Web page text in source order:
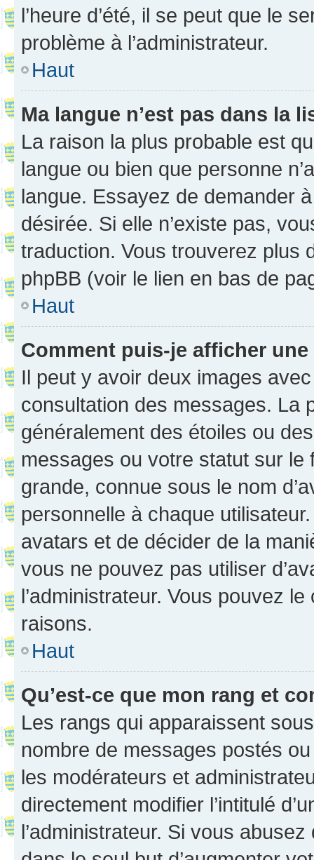
l’heure d’été, il se peut que le
problème à l’administrateur.
Haut
Ma langue n’est pas dans la
La raison la plus probable est
langue ou bien que personne
langue. Essayez de demander
désirée. Si elle n’existe pas,
traduction. Vous trouverez plus
phpBB (voir le lien en bas de
Haut
Comment puis-je afficher
Il peut y avoir deux images
consultation des messages. La
généralement des étoiles ou
messages ou votre statut sur
grande, connue sous le nom
personnelle à chaque utilisateur.
avatars et de décider de la
vous ne pouvez pas utiliser
l’administrateur. Vous pouvez
raisons.
Haut
Qu’est-ce que mon rang et
Les rangs qui apparaissent
nombre de messages postés
les modérateurs et
directement modifier l’intitulé
l’administrateur. Si vous